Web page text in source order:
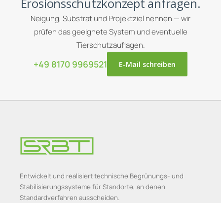
Erosionsschutzkonzept anfragen.
Neigung, Substrat und Projektziel nennen — wir
prüfen das geeignete System und eventuelle
Tierschutzauflagen.
+49 8170 9969521 E-Mail schreiben
Entwickelt und realisiert technische Begrünungs- und
Stabilisierungssysteme für Standorte, an denen
Standardverfahren ausscheiden.